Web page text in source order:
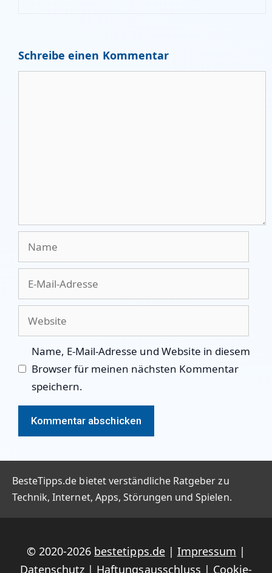
Schreibe einen Kommentar
Name, E-Mail-Adresse und Website in diesem
Browser für meinen nächsten Kommentar
speichern.
BesteTipps.de bietet verständliche Ratgeber zu
Technik, Internet, Apps, Störungen und Spielen.
© 2020-2026 bestetipps.de| Impressum |
Datenschutz | Haftungsausschluss | Cookie-